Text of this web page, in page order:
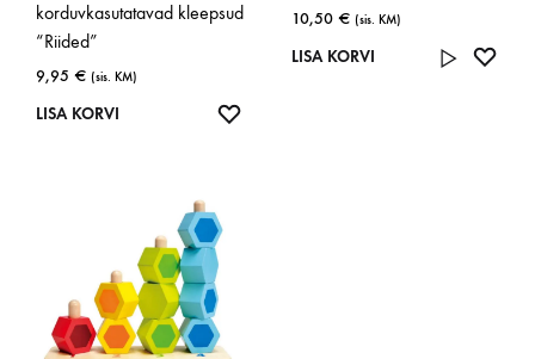
korduvkasutatavad kleepsud
“Riided”
9,95 € (sis. KM)
LISA KORVI
10,50 € (sis. KM)
LISA KORVI